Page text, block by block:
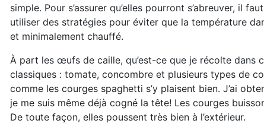
simple. Pour s’assurer qu’elles pourront s’abreuver, il
utiliser des stratégies pour éviter que la température
et minimalement chauffé.
À part les œufs de caille, qu’est-ce que je récolte dans
classiques : tomate, concombre et plusieurs types de
comme les courges spaghetti s’y plaisent bien. J’ai
je me suis même déjà cogné la tête! Les courges
De toute façon, elles poussent très bien à l’extérieur.